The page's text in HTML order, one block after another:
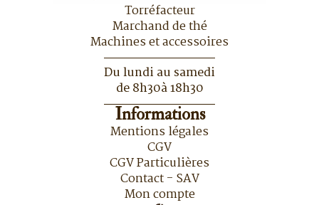
Torréfacteur
Marchand de thé
Machines et accessoires
Du lundi au samedi
de 8h30à 18h30
Informations
Mentions légales
CGV
CGV Particulières
Contact - SAV
Mon compte